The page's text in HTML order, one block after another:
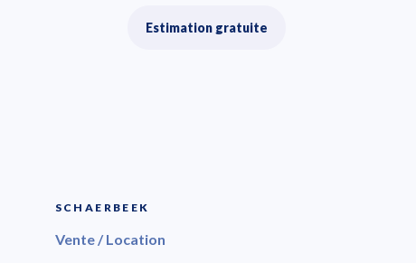
Estimation gratuite
SCHAERBEEK
Vente / Location